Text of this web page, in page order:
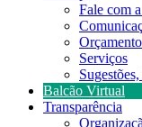
Fale com
Serviços
Balcão Virtual
Transparência